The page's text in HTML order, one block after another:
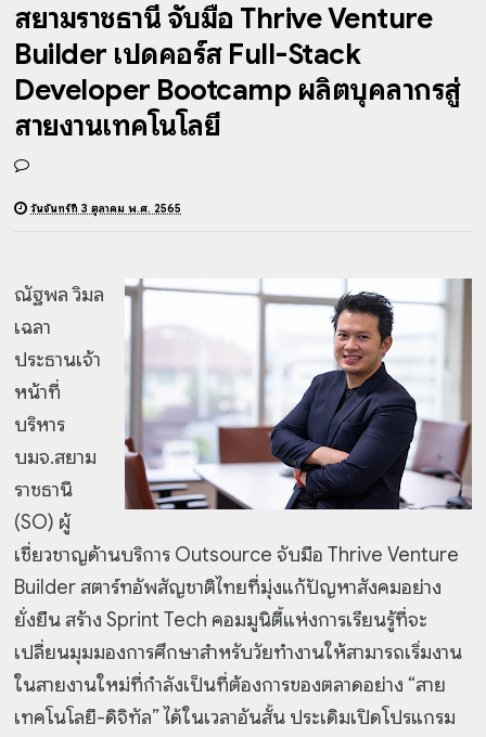
สยามราชธานี จับมือ Thrive Venture
Builder เปิดคอร์ส Full-Stack
Developer Bootcamp ผลิตบุคลากรสู่
สายงานเทคโนโลยี
วันจันทร์ที่ 3 ตุลาคม พ.ศ. 2565
ณัฐพล วิมล
เฉลา
ประธานเจ้า
หน้าที่
บริหาร
บมจ.สยาม
ราชธานี
(SO) ผู้
เชี่ยวชาญด้านบริการ Outsource จับมือ Thrive Venture
Builder สตาร์ทอัพสัญชาติไทยที่มุ่งแก้ปัญหาสังคมอย่าง
ยั่งยืน สร้าง Sprint Tech คอมมูนิตี้แห่งการเรียนรู้ที่จะ
เปลี่ยนมุมมองการศึกษาสำหรับวัยทำงานให้สามารถเริ่มงาน
ในสายงานใหม่ที่กำลังเป็นที่ต้องการของตลาดอย่าง “สาย
เทคโนโลยี-ดิจิทัล” ได้ในเวลาอันสั้น ประเดิมเปิดโปรแกรม